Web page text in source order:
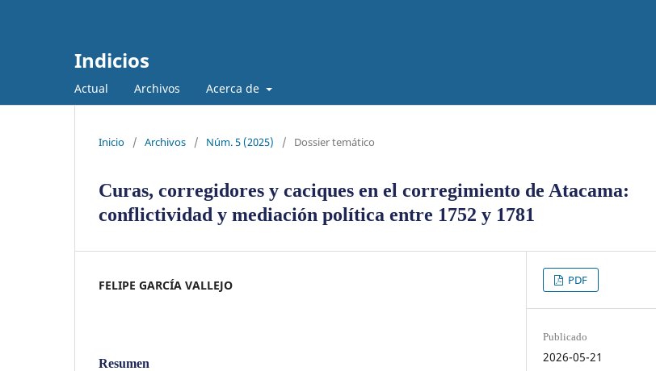
Indicios
Actual Archivos Acerca de
Inicio / Archivos / Núm. 5 (2025) / Dossier temático
Curas, corregidores y caciques en el corregimiento de Atacama:
conflictividad y mediación política entre 1752 y 1781
FELIPE GARCÍA VALLEJO
Resumen
PDF
Publicado
2026-05-21